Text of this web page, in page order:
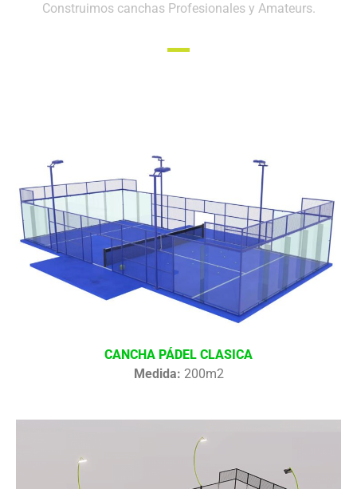
Construimos canchas Profesionales y Amateurs.
CANCHA PÁDEL CLASICA
Medida: 200m2